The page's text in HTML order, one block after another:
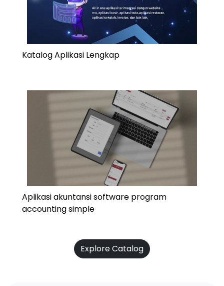
Katalog Aplikasi Lengkap
Aplikasi akuntansi software program
accounting simple
Explore Catalog